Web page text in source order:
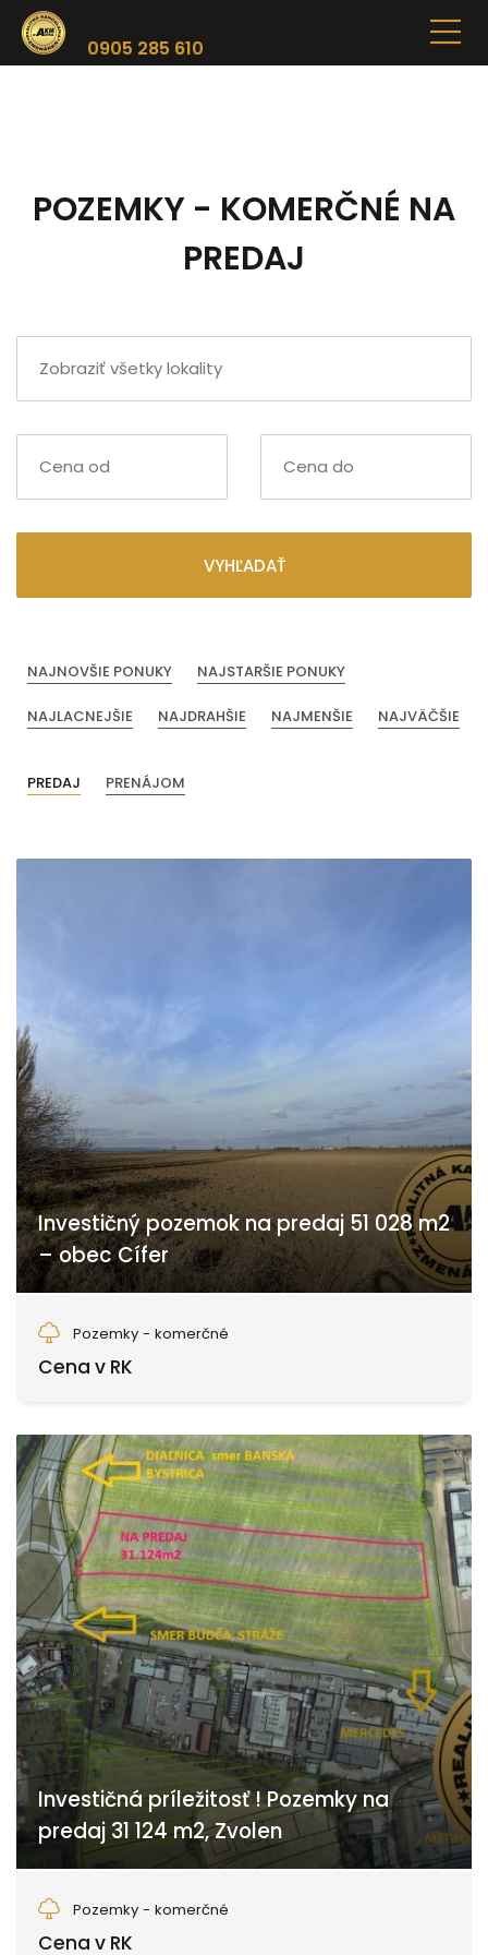
0905 285 610
POZEMKY - KOMERČNÉ NA
PREDAJ
VYHĽADAŤ
NAJNOVŠIE PONUKY NAJSTARŠIE PONUKY
NAJLACNEJŠIE NAJDRAHŠIE NAJMENŠIE NAJVÄČŠIE
PREDAJ PRENÁJOM
Investičný pozemok na predaj 51 028 m2
– obec Cífer
Pozemky - komerčné
Cena v RK
Investičná príležitosť ! Pozemky na
predaj 31 124 m2, Zvolen
Pozemky - komerčné
Cena v RK